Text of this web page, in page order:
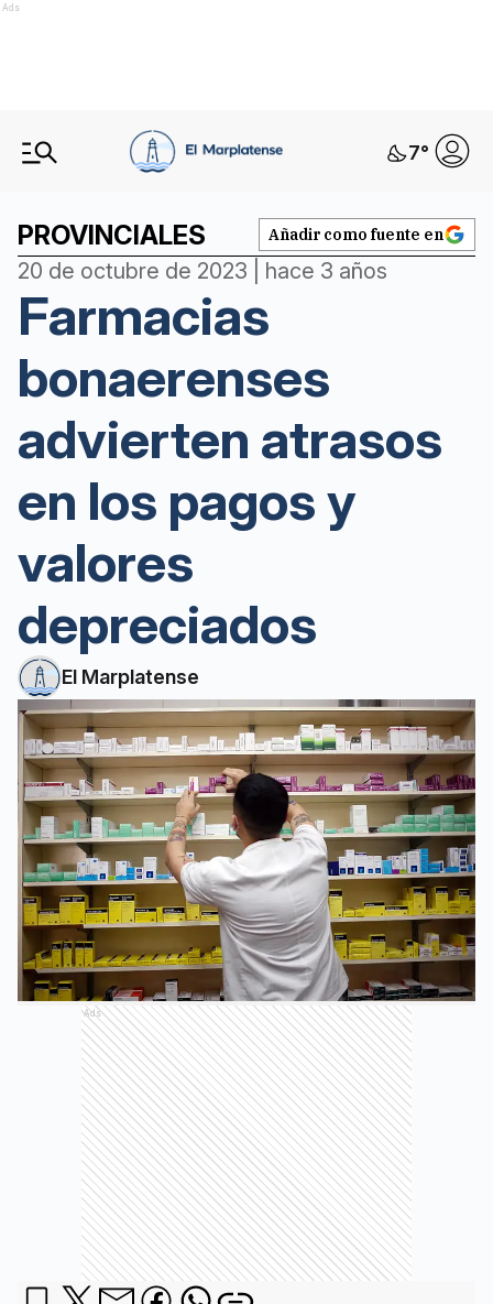
Ads
7°
PROVINCIALES Añadir como fuente en
20 de octubre de 2023 | hace 3 años
Farmacias
bonaerenses
advierten atrasos
en los pagos y
valores
depreciados
El Marplatense
Ads